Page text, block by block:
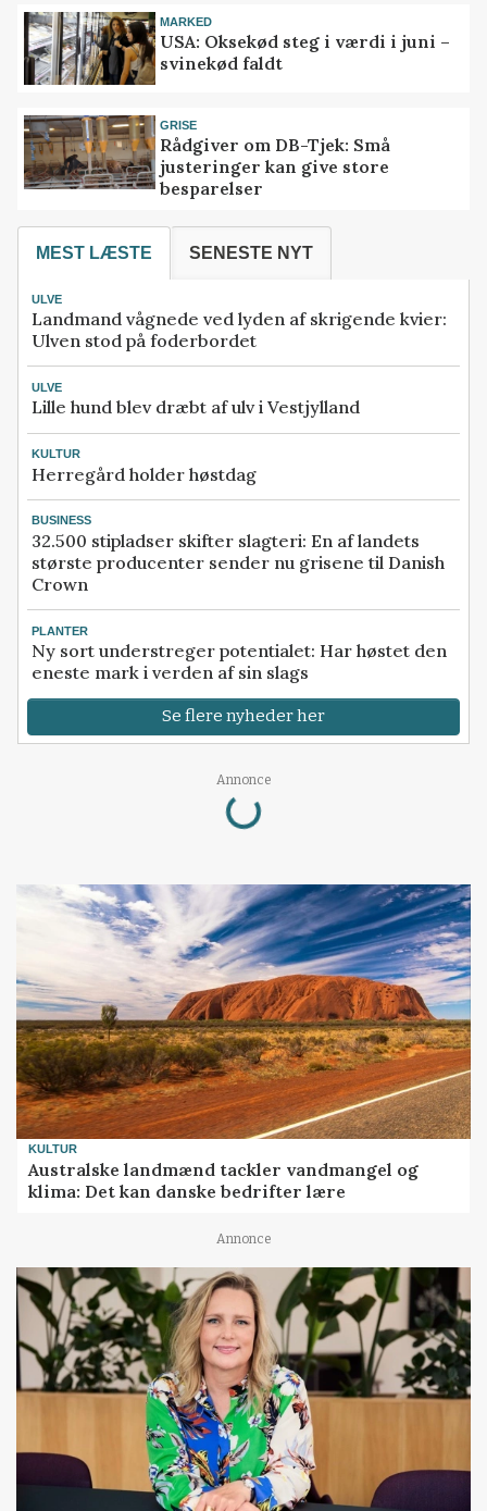
MARKED
USA: Oksekød steg i værdi i juni –
svinekød faldt
GRISE
Rådgiver om DB-Tjek: Små
justeringer kan give store
besparelser
MEST LÆSTE SENESTE NYT
ULVE
Landmand vågnede ved lyden af skrigende kvier:
Ulven stod på foderbordet
ULVE
Lille hund blev dræbt af ulv i Vestjylland
KULTUR
Herregård holder høstdag
BUSINESS
32.500 stipladser skifter slagteri: En af landets
største producenter sender nu grisene til Danish
Crown
PLANTER
Ny sort understreger potentialet: Har høstet den
eneste mark i verden af sin slags
Se flere nyheder her
Annonce
Loading...
KULTUR
Australske landmænd tackler vandmangel og
klima: Det kan danske bedrifter lære
Annonce